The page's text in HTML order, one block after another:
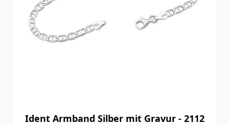
Ident Armband Silber mit Gravur - 2112